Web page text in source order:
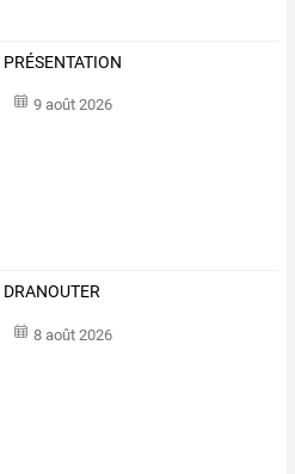
PRÉSENTATION
9 août 2026
DRANOUTER
8 août 2026